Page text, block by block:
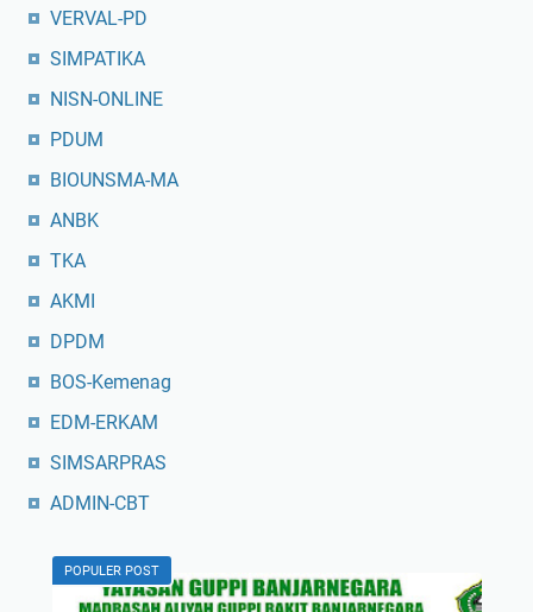
VERVAL-PD
SIMPATIKA
NISN-ONLINE
PDUM
BIOUNSMA-MA
ANBK
TKA
AKMI
DPDM
BOS-Kemenag
EDM-ERKAM
SIMSARPRAS
ADMIN-CBT
POPULER POST